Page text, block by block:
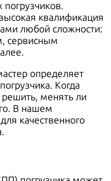
квалификация
любой сложности:
сервисным
определяет
Когда
менять ли
В нашем
качественного